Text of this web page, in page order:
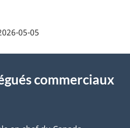
05-05
commerciaux